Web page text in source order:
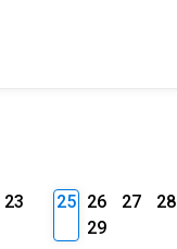
23
25 26 27
28
29